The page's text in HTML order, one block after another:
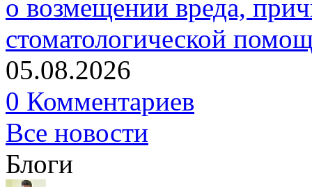
о возмещении вреда,
стоматологической
05.08.2026
0 Комментариев
Все новости
Блоги